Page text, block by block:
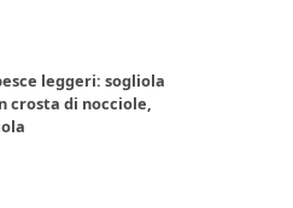
leggeri: sogliola
crosta di nocciole,